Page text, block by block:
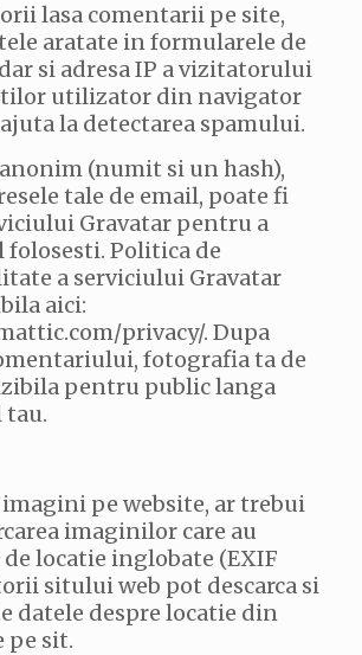
lasa comentarii pe site,
aratate in formularele de
si adresa IP a vizitatorului
utilizator din navigator
la detectarea spamului.
(numit si un hash),
tale de email, poate fi
Gravatar pentru a
folosesti. Politica de
a serviciului Gravatar
aici:
privacy/. Dupa
fotografia ta de
pentru public langa
tau.
imagini pe website, ar trebui
imaginilor care au
locatie inglobate (EXIF
sitului web pot descarca si
datele despre locatie din
pe sit.